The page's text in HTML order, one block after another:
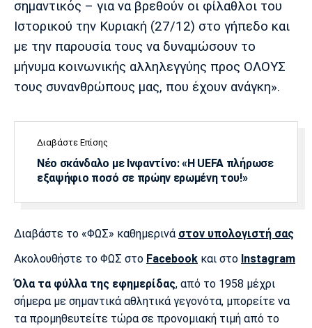
σημαντικός – για να βρεθούν οι φίλαθλοι του
Ιστορικού την Κυριακή (27/12) στο γήπεδο και
με την παρουσία τους να δυναμώσουν το
μήνυμα κοινωνικής αλληλεγγύης προς ΟΛΟΥΣ
τους συνανθρώπους μας, που έχουν ανάγκη».
Διαβάστε Επίσης
Νέο σκάνδαλο με Ινφαντίνο: «Η UEFA πλήρωσε
εξαψήφιο ποσό σε πρώην ερωμένη του!»
Διαβάστε το «ΦΩΣ» καθημερινά στον υπολογιστή σας
Ακολουθήστε το ΦΩΣ στο Facebook και στο Instagram
Όλα τα φύλλα της εφημερίδας, από το 1958 μέχρι
σήμερα με σημαντικά αθλητικά γεγονότα, μπορείτε να
τα προμηθευτείτε τώρα σε προνομιακή τιμή από το